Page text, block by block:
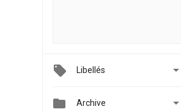
Libellés 
 Archive 